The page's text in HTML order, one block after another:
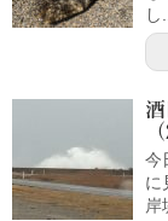
し...
今
に
岸